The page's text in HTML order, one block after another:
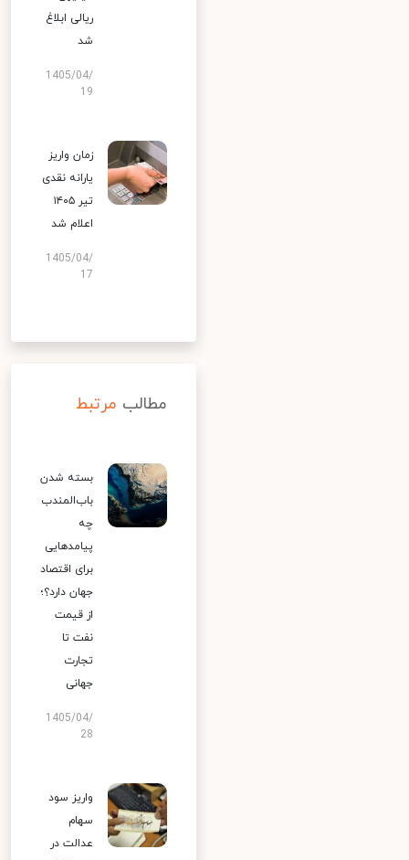
ریالی ابلاغ
شد
1405/04/
19
زمان واریز
یارانه نقدی
تیر ۱۴۰۵
اعلام شد
1405/04/
17
مطالب مرتبط
بسته شدن
باب‌المندب
چه
پیامدهایی
برای اقتصاد
جهان دارد؟؛
از قیمت
نفت تا
تجارت
جهانی
1405/04/
28
واریز سود
سهام
عدالت در